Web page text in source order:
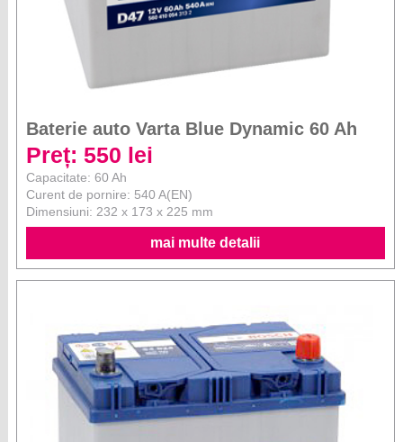
Baterie auto Varta Blue Dynamic 60 Ah
Preț: 550 lei
Curent de pornire: 540 A(EN)
Dimensiuni: 232 x 173 x 225 mm